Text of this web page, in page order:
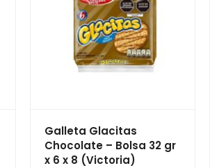
Galleta Glacitas
Chocolate – Bolsa 32 gr
x 6 x 8 (Victoria)